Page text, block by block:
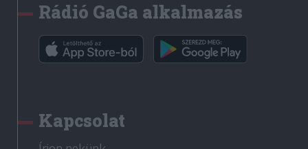
Rádió GaGa alkalmazás
Kapcsolat